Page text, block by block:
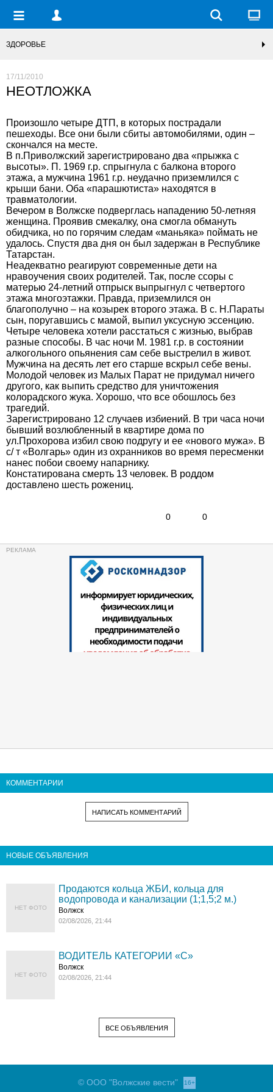
ЗДОРОВЬЕ
17/11/2010
НЕОТЛОЖКА
Произошло четыре ДТП, в которых пострадали
пешеходы. Все они были сбиты автомобилями, один –
скончался на месте.
В п.Приволжский зарегистрировано два «прыжка с
высоты». П. 1969 г.р. спрыгнула с балкона второго
этажа, а мужчина 1961 г.р. неудачно приземлился с
крыши бани. Оба «парашютиста» находятся в
травматологии.
Вечером в Волжске подверглась нападению 50-летняя
женщина. Проявив смекалку, она смогла обмануть
обидчика, но по горячим следам «маньяка» поймать не
удалось. Спустя два дня он был задержан в Республике
Татарстан.
Неадекватно реагируют современные дети на
нравоучения своих родителей. Так, после ссоры с
матерью 24-летний отпрыск выпрыгнул с четвертого
этажа многоэтажки. Правда, приземлился он
благополучно – на козырек второго этажа. В с. Н.Параты
сын, поругавшись с мамой, выпил уксусную эссенцию.
Четыре человека хотели расстаться с жизнью, выбрав
разные способы. В час ночи М. 1981 г.р. в состоянии
алкогольного опьянения сам себе выстрелил в живот.
Мужчина на десять лет его старше вскрыл себе вены.
Молодой человек из Малых Парат не придумал ничего
другого, как выпить средство для уничтожения
колорадского жука. Хорошо, что все обошлось без
трагедий.
Зарегистрировано 12 случаев избиений. В три часа ночи
бывший возлюбленный в квартире дома по
ул.Прохорова избил свою подругу и ее «нового мужа». В
с/ т «Волгарь» один из охранников во время пересменки
нанес побои своему напарнику.
Констатирована смерть 13 человек. В роддом
доставлено шесть рожениц.
0 0
КОММЕНТАРИИ
НАПИСАТЬ КОММЕНТАРИЙ
НОВЫЕ ОБЪЯВЛЕНИЯ
НЕТ ФОТО
Продаются кольца ЖБИ, кольца для
водопровода и канализации (1;1,5;2 м.)
Волжск
02/08/2026, 21:44
НЕТ ФОТО
ВОДИТЕЛЬ КАТЕГОРИИ «C»
Волжск
02/08/2026, 21:44
ВСЕ ОБЪЯВЛЕНИЯ
© ООО "Волжские вести" 16+